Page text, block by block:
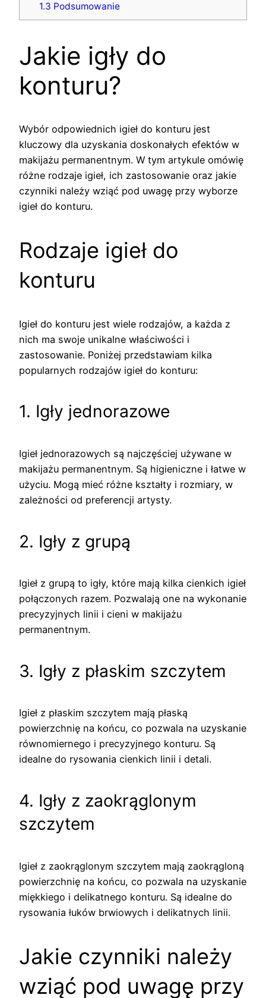
1.3 Podsumowanie
Jakie igły do
konturu?
Wybór odpowiednich igieł do konturu jest
kluczowy dla uzyskania doskonałych efektów w
makijażu permanentnym. W tym artykule omówię
różne rodzaje igieł, ich zastosowanie oraz jakie
czynniki należy wziąć pod uwagę przy wyborze
igieł do konturu.
Rodzaje igieł do
konturu
Igieł do konturu jest wiele rodzajów, a każda z
nich ma swoje unikalne właściwości i
zastosowanie. Poniżej przedstawiam kilka
popularnych rodzajów igieł do konturu:
1. Igły jednorazowe
Igieł jednorazowych są najczęściej używane w
makijażu permanentnym. Są higieniczne i łatwe w
użyciu. Mogą mieć różne kształty i rozmiary, w
zależności od preferencji artysty.
2. Igły z grupą
Igieł z grupą to igły, które mają kilka cienkich igieł
połączonych razem. Pozwalają one na wykonanie
precyzyjnych linii i cieni w makijażu
permanentnym.
3. Igły z płaskim szczytem
Igieł z płaskim szczytem mają płaską
powierzchnię na końcu, co pozwala na uzyskanie
równomiernego i precyzyjnego konturu. Są
idealne do rysowania cienkich linii i detali.
4. Igły z zaokrąglonym
szczytem
Igieł z zaokrąglonym szczytem mają zaokrągloną
powierzchnię na końcu, co pozwala na uzyskanie
miękkiego i delikatnego konturu. Są idealne do
rysowania łuków brwiowych i delikatnych linii.
Jakie czynniki należy
wziąć pod uwagę przy